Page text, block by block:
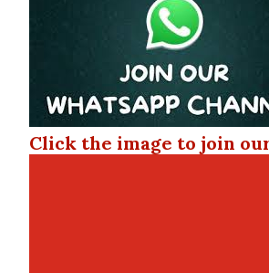
Click the image to join